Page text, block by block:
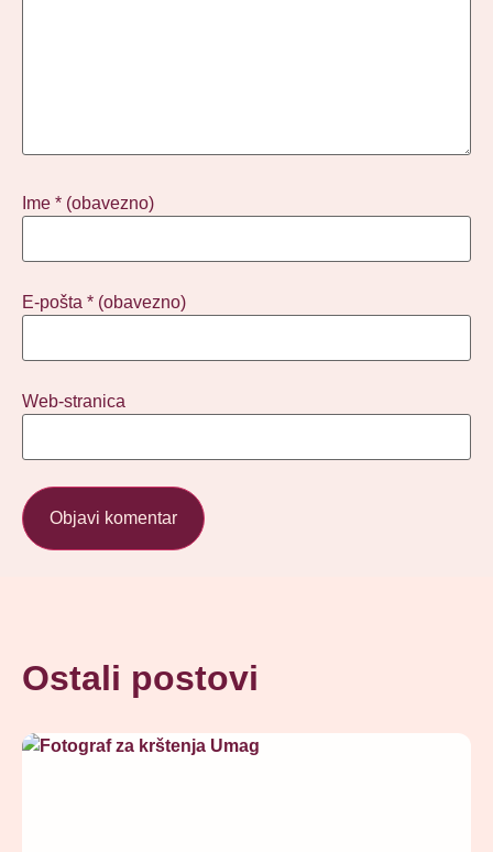
Ime * (obavezno)
E-pošta * (obavezno)
Web-stranica
Ostali postovi